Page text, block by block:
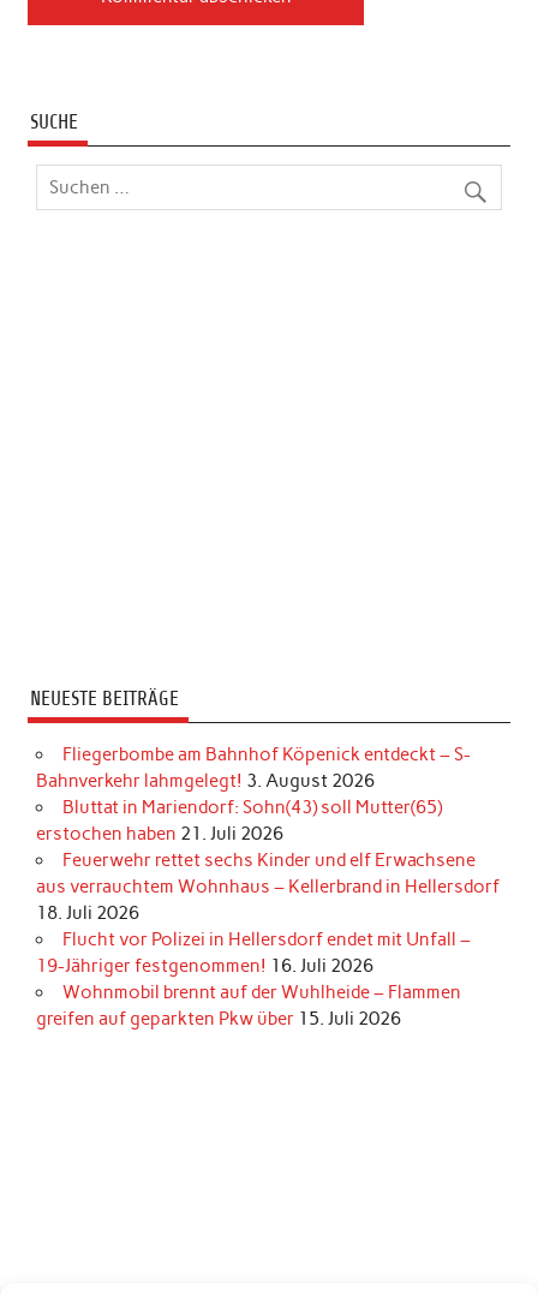
SUCHE
NEUESTE BEITRÄGE
Fliegerbombe am Bahnhof Köpenick entdeckt – S-
Bahnverkehr lahmgelegt! 3. August 2026
Bluttat in Mariendorf: Sohn(43) soll Mutter(65)
erstochen haben 21. Juli 2026
Feuerwehr rettet sechs Kinder und elf Erwachsene
aus verrauchtem Wohnhaus – Kellerbrand in Hellersdorf
18. Juli 2026
Flucht vor Polizei in Hellersdorf endet mit Unfall –
19-Jähriger festgenommen! 16. Juli 2026
Wohnmobil brennt auf der Wuhlheide – Flammen
greifen auf geparkten Pkw über 15. Juli 2026